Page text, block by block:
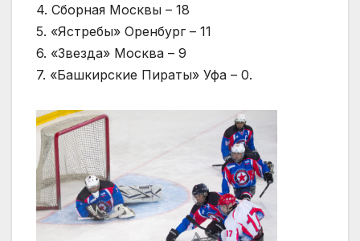
4. Сборная Москвы – 18
5. «Ястребы» Оренбург – 11
6. «Звезда» Москва – 9
7. «Башкирские Пираты» Уфа – 0.